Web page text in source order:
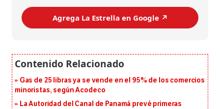
Agrega La Estrella en Google ↗️
Gas de 25 libras ya se vende en el 95% de los comercios
minoristas, según Acodeco
La Autoridad del Canal de Panamá prevé primeras